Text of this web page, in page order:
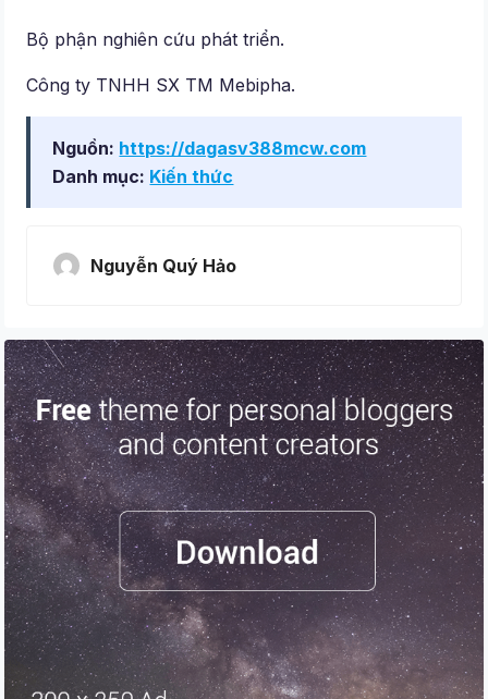
Bộ phận nghiên cứu phát triển.
Công ty TNHH SX TM Mebipha.
Nguồn: https://dagasv388mcw.com
Danh mục: Kiến thức
Nguyễn Quý Hảo